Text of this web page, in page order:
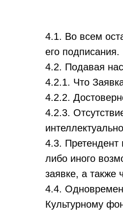
4.1. Во всем
его
4.2. Подавая
4.2.1. Что
4.2.2.
4.2.3.
4.3. Претендент
либо иного
заявке, а также
4.4.
Культурному